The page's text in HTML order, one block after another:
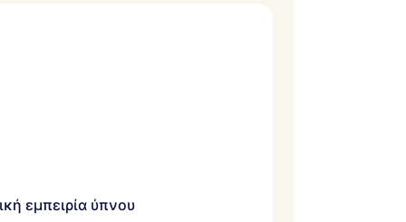
εμπειρία ύπνου